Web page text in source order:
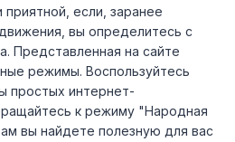
если, заранее
вы определитесь с
Представленная на сайте
режимы. Воспользуйтесь
простых интернет-
к режиму "Народная
вы найдете полезную для вас